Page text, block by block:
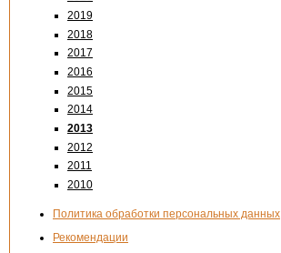
2019
2018
2017
2016
2015
2014
2013
2012
2011
2010
Политика обработки персональных данных
Рекомендации